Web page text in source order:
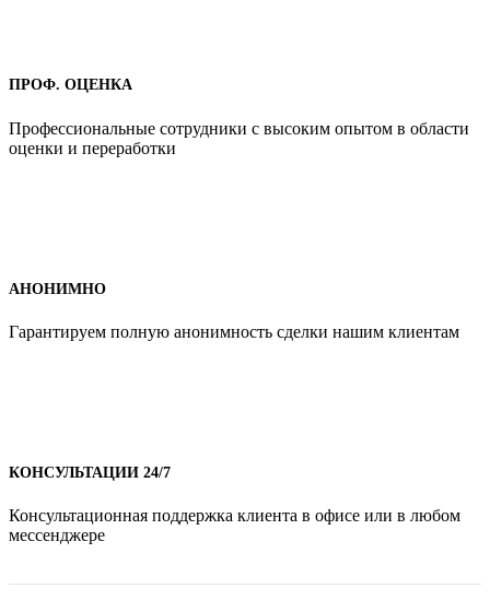
ПРОФ. ОЦЕНКА
Профессиональные сотрудники с высоким опытом в области
оценки и переработки
АНОНИМНО
Гарантируем полную анонимность сделки нашим клиентам
КОНСУЛЬТАЦИИ 24/7
Консультационная поддержка клиента в офисе или в любом
мессенджере